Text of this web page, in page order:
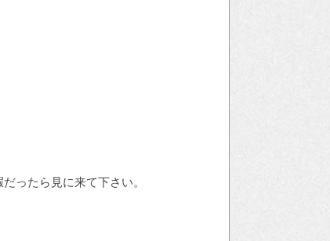
ったら見に来て下さい。